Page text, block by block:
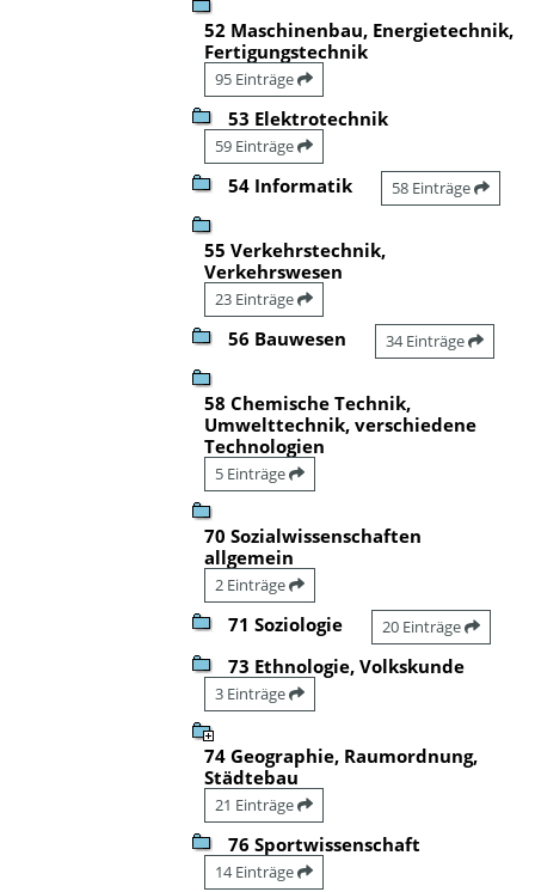
52 Maschinenbau, Energietechnik,
Fertigungstechnik
95 Einträge
53 Elektrotechnik
59 Einträge
54 Informatik 58 Einträge
55 Verkehrstechnik,
Verkehrswesen
23 Einträge
56 Bauwesen 34 Einträge
58 Chemische Technik,
Umwelttechnik, verschiedene
Technologien
5 Einträge
70 Sozialwissenschaften
allgemein
2 Einträge
71 Soziologie 20 Einträge
73 Ethnologie, Volkskunde
3 Einträge
74 Geographie, Raumordnung,
Städtebau
21 Einträge
76 Sportwissenschaft
14 Einträge